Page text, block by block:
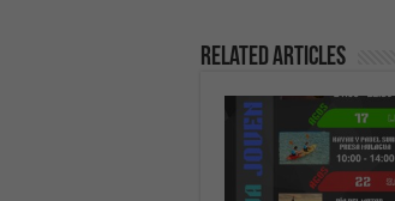
Related Articles